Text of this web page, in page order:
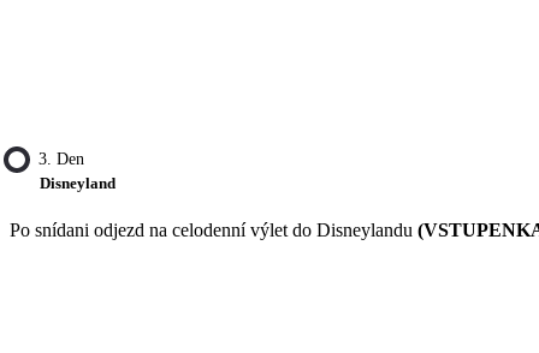
3. Den
Disneyland
Po snídani odjezd na celodenní výlet do Disneylandu